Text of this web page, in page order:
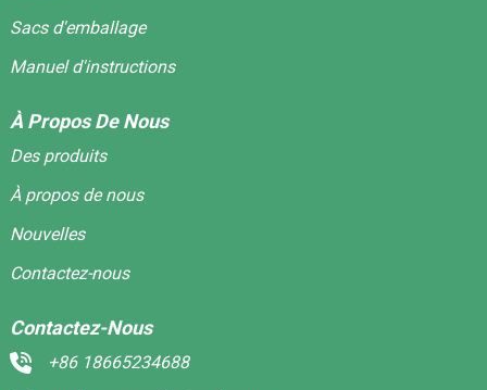
Sacs d'emballage
Manuel d'instructions
À Propos De Nous
Des produits
À propos de nous
Nouvelles
Contactez-nous
Contactez-Nous
+86 18665234688